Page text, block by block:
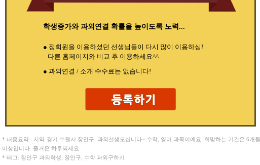
김** 중국어회화/중국어 , 방** 영어
김** 영어 , 김** 논술
박** 수학/물리 , 권** 수학
학생증가와 과외연결 확률을 높이도록 노력...
● 정회원을 이용하셨던 선생님들이 다시 많이 이용하심!
다른 홈페이지와 비교 후 이용하세요^^
● 과외연결 / 소개 수수료는 없습니다!
* 내용요약 : 지역-경기 수원시 장안구, 과외선생모십니다~ 수학, 영어 과목이예요. 희망하는 기간은 6개월
이상입니다. 즐거운 하루되세요.
* 태그: 장안구 과외학생, 장안구, 수학 과외구하기